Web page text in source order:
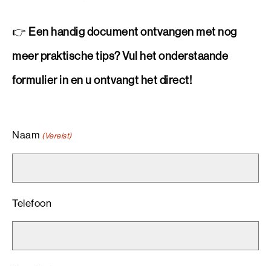
👉 Een handig document ontvangen met nog
meer praktische tips? Vul het onderstaande
formulier in en u ontvangt het direct!
Naam (Vereist)
Telefoon